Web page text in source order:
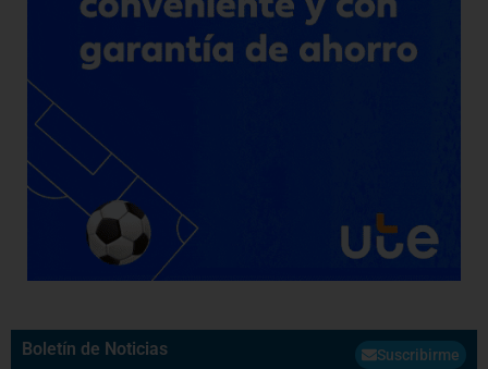
Boletín de Noticias Suscribirme